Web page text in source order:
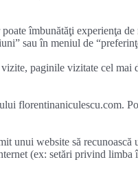
îmbunătăţi experienţa
sau în meniul de
paginile vizitate cel
florentinaniculescu.com.
website să
(ex: setări privind